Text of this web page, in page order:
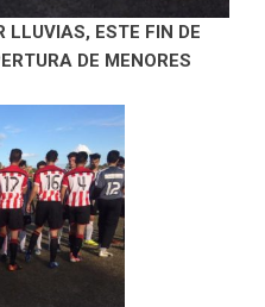
LLUVIAS, ESTE FIN DE
DE MENORES